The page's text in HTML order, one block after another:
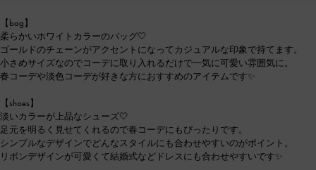
【bag】
柔らかいホワイトカラーのバッグ🤍
ゴールドのチェーンがアクセントになってカジュアルな印象で持てます。
小さめサイズなのでコーデに取り入れるだけで一気に可愛い雰囲気に。
春コーデや淡色コーデが好きな方におすすめのアイテムです✨
【shoes】
淡いカラーが上品なシューズ🤍
足元を明るく見せてくれるので春コーデにもぴったりです。
シンプルなデザインでどんなスタイルにも合わせやすいのがポイント。
リボンデザインが可愛くて結婚式などドレスにも合わせやすいです✨